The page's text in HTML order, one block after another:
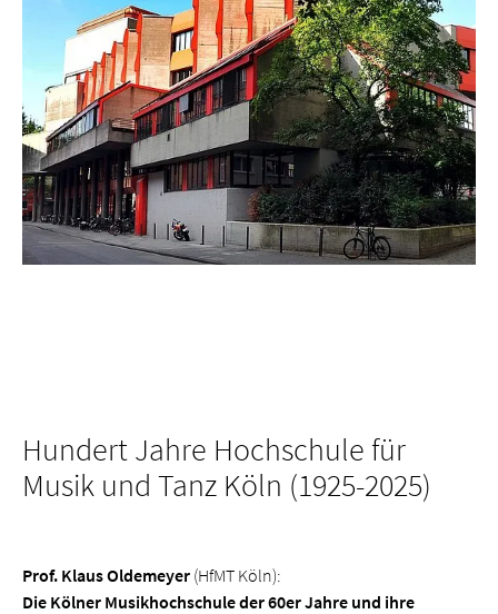
Hundert Jahre Hochschule für
Musik und Tanz Köln (1925-2025)
Prof. Klaus Oldemeyer (HfMT Köln):
Die Kölner Musikhochschule der 60er Jahre und ihre